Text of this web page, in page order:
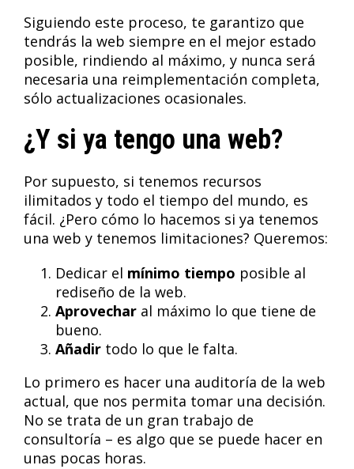
Siguiendo este proceso, te garantizo que
tendrás la web siempre en el mejor estado
posible, rindiendo al máximo, y nunca será
necesaria una reimplementación completa,
sólo actualizaciones ocasionales.
¿Y si ya tengo una web?
Por supuesto, si tenemos recursos
ilimitados y todo el tiempo del mundo, es
fácil. ¿Pero cómo lo hacemos si ya tenemos
una web y tenemos limitaciones? Queremos:
Dedicar el mínimo tiempo posible al
rediseño de la web.
Aprovechar al máximo lo que tiene de
bueno.
Añadir todo lo que le falta.
Lo primero es hacer una auditoría de la web
actual, que nos permita tomar una decisión.
No se trata de un gran trabajo de
consultoría – es algo que se puede hacer en
unas pocas horas.